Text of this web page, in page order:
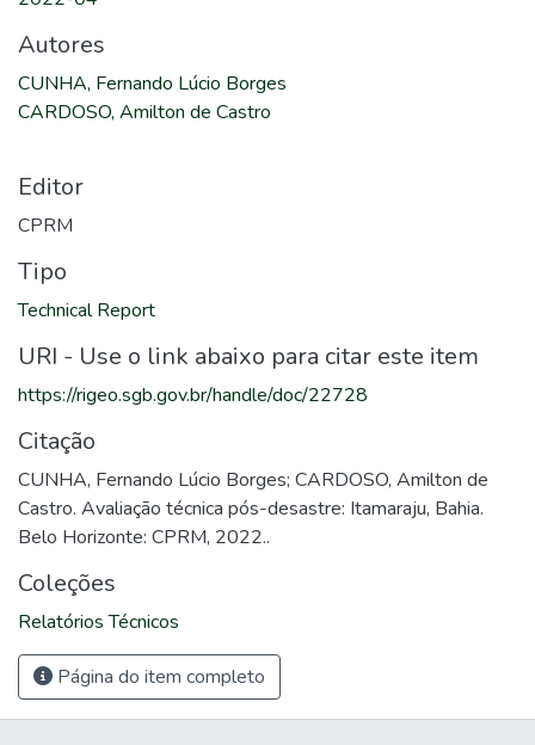
Autores
CUNHA, Fernando Lúcio Borges
CARDOSO, Amilton de Castro
Editor
CPRM
Tipo
Technical Report
URI - Use o link abaixo para citar este item
https://rigeo.sgb.gov.br/handle/doc/22728
Citação
CUNHA, Fernando Lúcio Borges; CARDOSO, Amilton de
Castro. Avaliação técnica pós-desastre: Itamaraju, Bahia.
Belo Horizonte: CPRM, 2022..
Coleções
Relatórios Técnicos
Página do item completo